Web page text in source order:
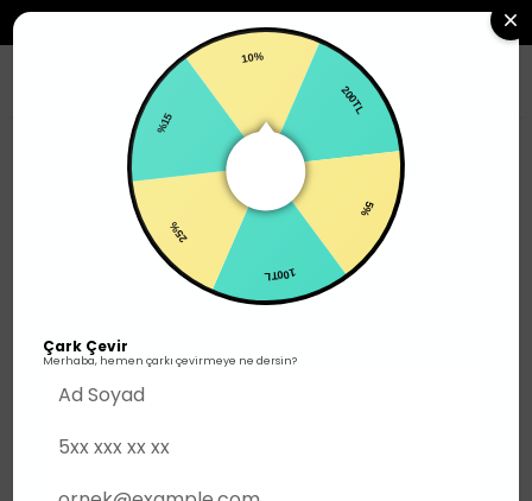
Alt Giyim
10%
200TL
100TL
Çark Çevir
Merhaba, hemen çarkı çevirmeye ne dersin?